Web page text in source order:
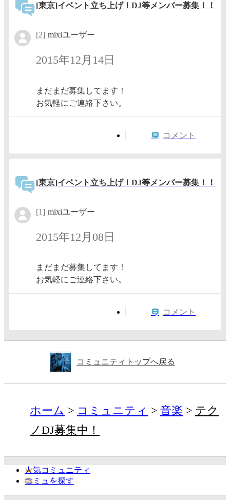
[東京]イベント立ち上げ！DJ等メンバー募集！！
[2] mixiユーザー
2015年12月14日
まだまだ募集してます！
お気軽にご連絡下さい。
コメント
[東京]イベント立ち上げ！DJ等メンバー募集！！
[1] mixiユーザー
2015年12月08日
まだまだ募集してます！
お気軽にご連絡下さい。
コメント
コミュニティトップへ戻る
ホーム コミュニティ 音楽
テク
ノDJ募集中！
人気コミュニティ
コミュを探す